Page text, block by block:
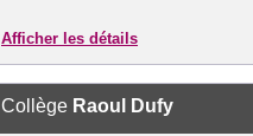
Afficher les détails
Collège Raoul Dufy